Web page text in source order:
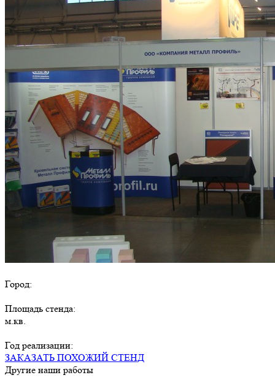
Город:
Площадь стенда:
м.кв.
Год реализации:
ЗАКАЗАТЬ ПОХОЖИЙ СТЕНД
Другие наши работы